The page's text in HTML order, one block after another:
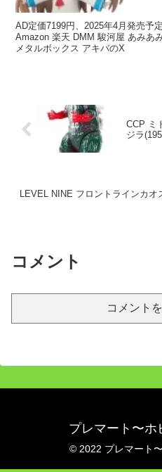
AD定価7199円、2025年4月発売予
Amazon 楽天 DMM 駿河屋 あみあ
メタルボックス アキバのX
CCP ミ
ジラ
LEVEL NINE フロントラインカオ
コメント
コメント
プレマート〜ホ
© 2022 プレマート